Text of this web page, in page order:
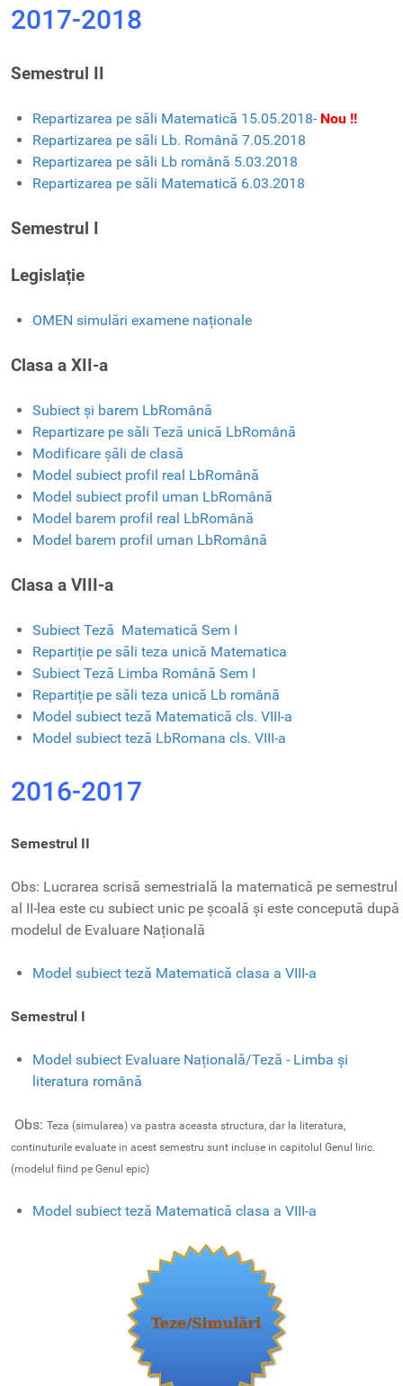
2017-2018
Semestrul II
Repartizarea pe săli Matematică 15.05.2018- Nou !!
Repartizarea pe săli Lb. Română 7.05.2018
Repartizarea pe săli Lb română 5.03.2018
Repartizarea pe săli Matematică 6.03.2018
Semestrul I
Legislație
OMEN simulări examene naționale
Clasa a XII-a
Subiect și barem LbRomână
Repartizare pe săli Teză unică LbRomână
Modificare șăli de clasă
Model subiect profil real LbRomână
Model subiect profil uman LbRomână
Model barem profil real LbRomână
Model barem profil uman LbRomână
Clasa a VIII-a
Subiect Teză Matematică Sem I
Repartiție pe săli teza unică Matematica
Subiect Teză Limba Română Sem I
Repartiție pe săli teza unică Lb română
Model subiect teză Matematică cls. VIII-a
Model subiect teză LbRomana cls. VIII-a
2016-2017
Semestrul II
Obs: Lucrarea scrisă semestrială la matematică pe semestrul
al II-lea este cu subiect unic pe școală și este concepută după
modelul de Evaluare Națională
Model subiect teză Matematică clasa a VIII-a
Semestrul I
Model subiect Evaluare Națională/Teză - Limba și
literatura română
Obs: Teza (simularea) va pastra aceasta structura, dar la literatura,
continuturile evaluate in acest semestru sunt incluse in capitolul Genul liric.
(modelul fiind pe Genul epic)
Model subiect teză Matematică clasa a VIII-a